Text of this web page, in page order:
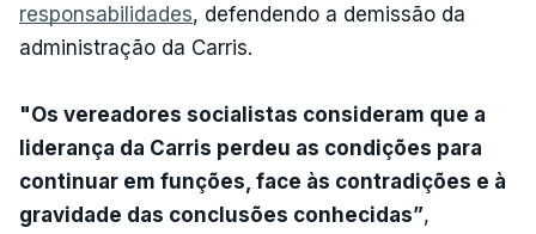
responsabilidades, defendendo a demissão da
administração da Carris.
"Os vereadores socialistas consideram que a
liderança da Carris perdeu as condições para
continuar em funções, face às contradições e à
gravidade das conclusões conhecidas”,